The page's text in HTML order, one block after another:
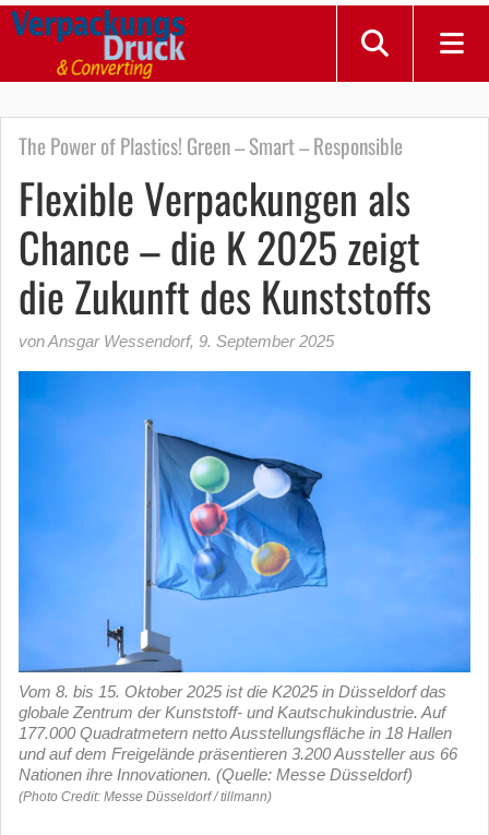
The Power of Plastics! Green – Smart – Responsible
Flexible Verpackungen als
Chance – die K 2025 zeigt
die Zukunft des Kunststoffs
von Ansgar Wessendorf, 9. September 2025
Vom 8. bis 15. Oktober 2025 ist die K2025 in Düsseldorf das
globale Zentrum der Kunststoff- und Kautschukindustrie. Auf
177.000 Quadratmetern netto Ausstellungsfläche in 18 Hallen
und auf dem Freigelände präsentieren 3.200 Aussteller aus 66
Nationen ihre Innovationen. (Quelle: Messe Düsseldorf)
(Photo Credit: Messe Düsseldorf / tillmann)